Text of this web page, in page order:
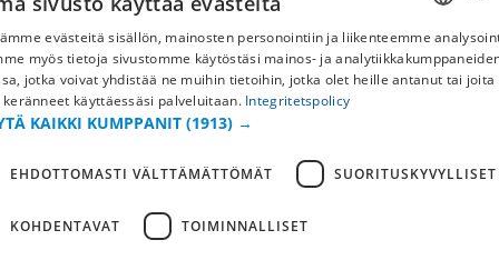
Yritystiedot
FI
evästeitä sisällön, mainosten personointiin ja liikenteemme
myös tietoja sivustomme käytöstäsi mainos- ja
jotka voivat yhdistää ne muihin tietoihin, jotka olet heille antanut tai joita
keränneet käyttäessäsi palveluitaan. Integritetspolicy
KAIKKI KUMPPANIT (1913) →
EHDOTTOMASTI VÄLTTÄMÄTTÖMÄT SUORITUSKYVYLLISET
KOHDENTAVAT TOIMINNALLISET